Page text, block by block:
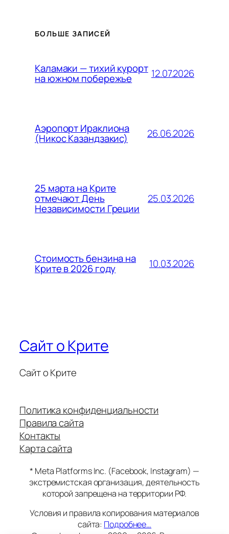
БОЛЬШЕ ЗАПИСЕЙ
Каламаки — тихий курорт
на южном побережье 12.07.2026
Аэропорт Ираклиона
(Никос Казандзакис) 26.06.2026
25 марта на Крите
отмечают День
Независимости Греции
25.03.2026
Стоимость бензина на
Крите в 2026 году 10.03.2026
Сайт о Крите
Сайт о Крите
Политика конфиденциальности
Правила сайта
Контакты
Карта сайта
* Meta Platforms Inc. (Facebook, Instagram) —
экстремистская организация, деятельность
которой запрещена на территории РФ.
Условия и правила копирования материалов
сайта: Подробнее…